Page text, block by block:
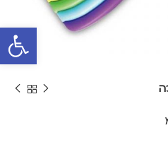
פתח